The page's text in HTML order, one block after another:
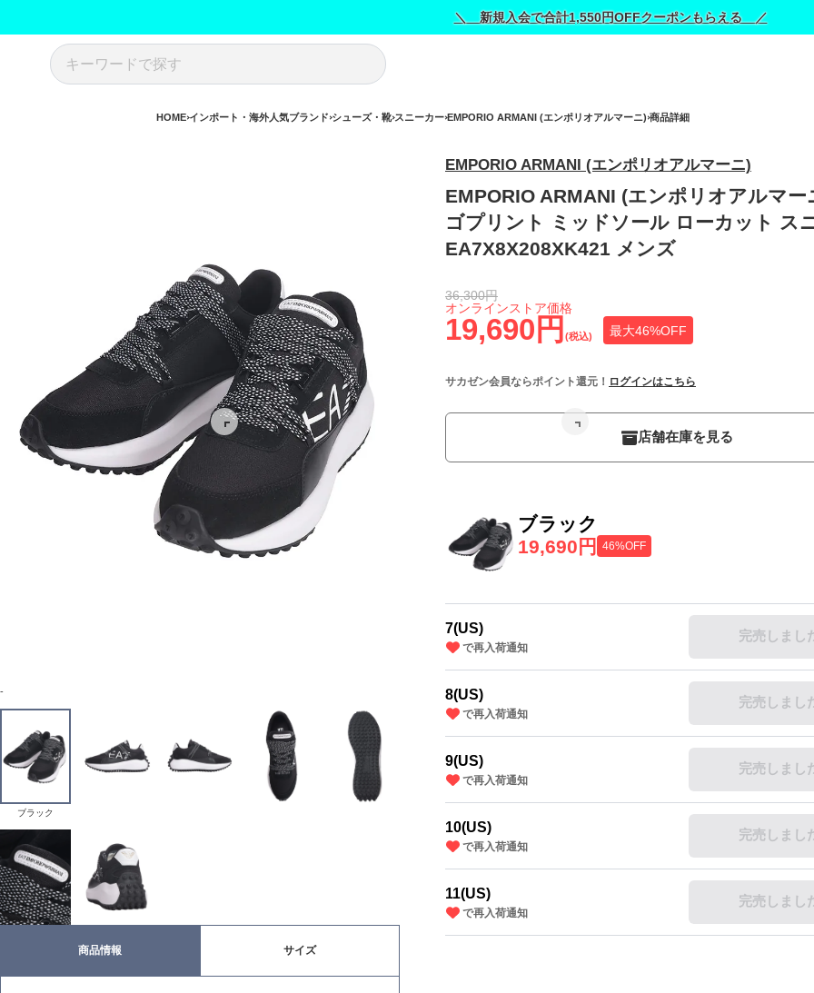
＼ 新規入会で合計1,550円OFFクーポンもらえる ／
HOME インポート・海外人気ブランド シューズ・靴 スニーカー EMPORIO ARMANI (エンポリオアルマーニ) 商品詳細
EMPORIO ARMANI (エンポリオアルマーニ)
EMPORIO ARMANI (エンポリオアルマー
ゴプリント ミッドソール ローカット ス
EA7X8X208XK421 メンズ
19,690円 (税込) 最大46%OFF
オンラインストア価格
36,300円
サカゼン会員ならポイント還元！ ログインはこちら
店舗在庫を見る
ブラック
19,690円
46%OFF
7(US)
で再入荷通知
完売しまし
8(US)
で再入荷通知
完売しまし
9(US)
で再入荷通知
完売しまし
10(US)
で再入荷通知
完売しまし
11(US)
で再入荷通知
完売しまし
-
ブラック
商品情報 サイズ